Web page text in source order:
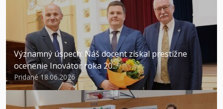
Významný úspech: Náš docent získal prestížne
ocenenie Inovátor roka 20...
Pridané 18.06.2026